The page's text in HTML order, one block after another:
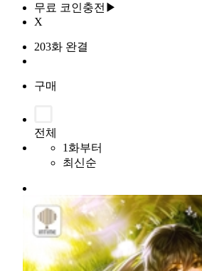
무료 코인충전▶
X
203화 완결
구매
전체
1화부터
최신순